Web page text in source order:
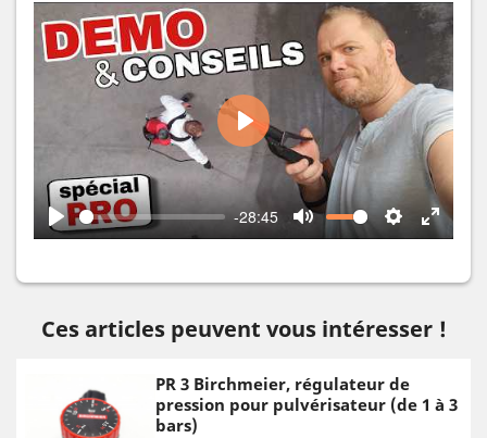
Play
-28:45
Mute Settings
Enter
Play
Ces articles peuvent vous intéresser !
PR 3 Birchmeier, régulateur de
pression pour pulvérisateur (de 1 à 3
bars)